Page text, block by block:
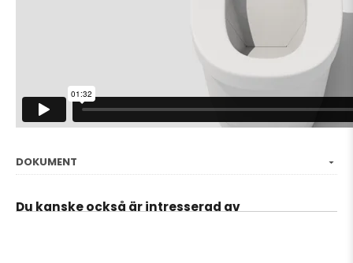
DOKUMENT
Du kanske också är intresserad av